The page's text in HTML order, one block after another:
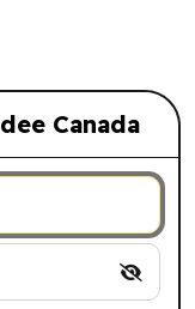
Canada
Canada